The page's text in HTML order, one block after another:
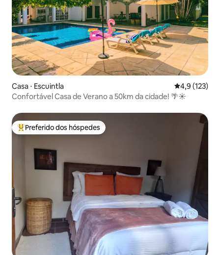
Casa ⋅ Escuintla 4,9 de uma
4,9 (123)
Confortável Casa de Verano a 50km da cidade! 🌴☀️
Entre os melhores preferidos dos hóspedes
Preferido dos hóspedes